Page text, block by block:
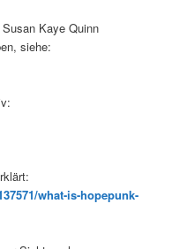
Kaye Quinn
siehe:
what-is-hopepunk-